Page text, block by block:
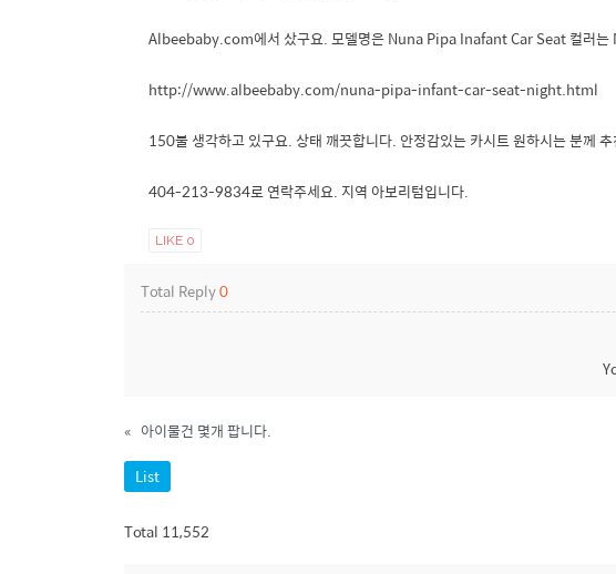
Albeebaby.com에서 샀구요. 모델명은 Nuna Pipa Inafant Car Seat 컬러는
http://www.albeebaby.com/nuna-pipa-infant-car-seat-night.html
150불 생각하고 있구요. 상태 깨끗합니다. 안정감있는 카시트 원하시는 분께
404-213-9834로 연락주세요. 지역 아보리텀입니다.
LIKE 0
Total Reply0
« 아이물건 몇개 팝니다.
List
Total 11,552